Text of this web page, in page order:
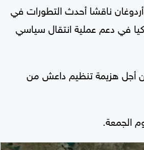
ناقشا أحدث التطورات في
في دعم عملية انتقال سياسي
أجل هزيمة تنظيم داعش من
الجمعة.